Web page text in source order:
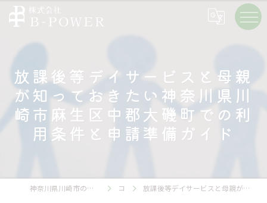
放課後等デイサービスと母親
が知っておきたい神奈川県川
崎市麻生区中郡大磯町での利
用条件と申請準備ガイド
神奈川県川崎市の放課後等デイサービスの求人なら株式会社B-POWER コラム 放課後等デイサービスと母親が知っておきたい神奈川県川崎市麻生区中郡大磯町での利用条件と申請準備ガイド